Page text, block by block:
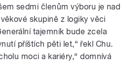
sedmi členům výboru je nad
skupině z logiky věci
tajemník bude zcela
příštích pěti let,“ řekl Chu.
moci a kariéry,“ domnívá